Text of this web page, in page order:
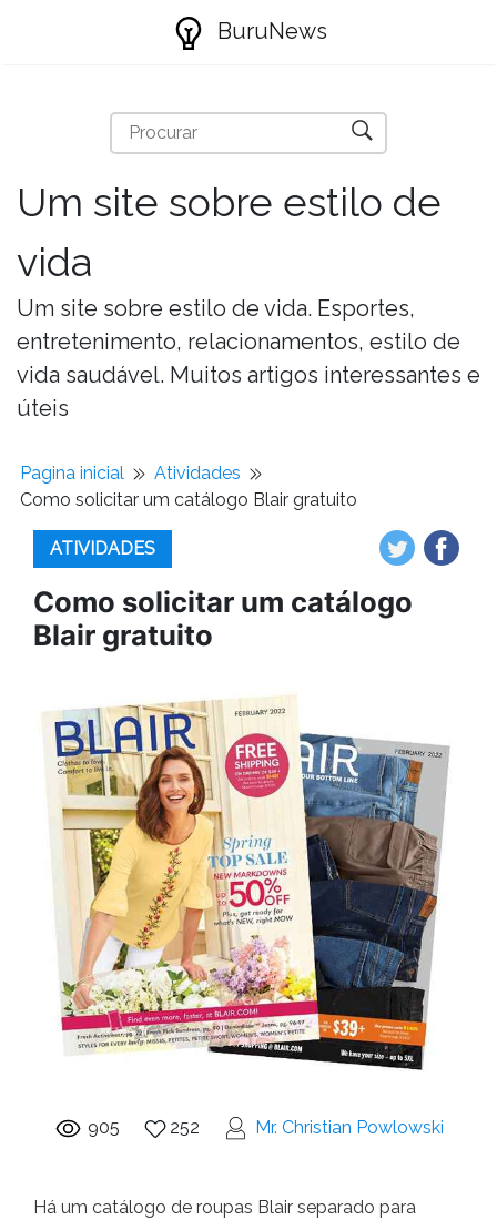
BuruNews
Um site sobre estilo de
vida
Um site sobre estilo de vida. Esportes,
entretenimento, relacionamentos, estilo de
vida saudável. Muitos artigos interessantes e
úteis
Pagina inicial
Atividades
Como solicitar um catálogo Blair gratuito
ATIVIDADES
Como solicitar um catálogo
Blair gratuito
905 252 Mr. Christian Powlowski
Há um catálogo de roupas Blair separado para